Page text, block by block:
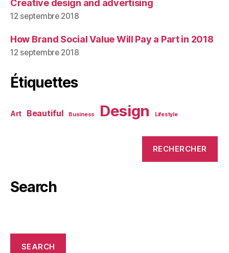
Creative design and advertising
12 septembre 2018
How Brand Social Value Will Pay a Part in 2018
12 septembre 2018
Étiquettes
Art Beautiful Business Design Lifestyle
Search
SEARCH